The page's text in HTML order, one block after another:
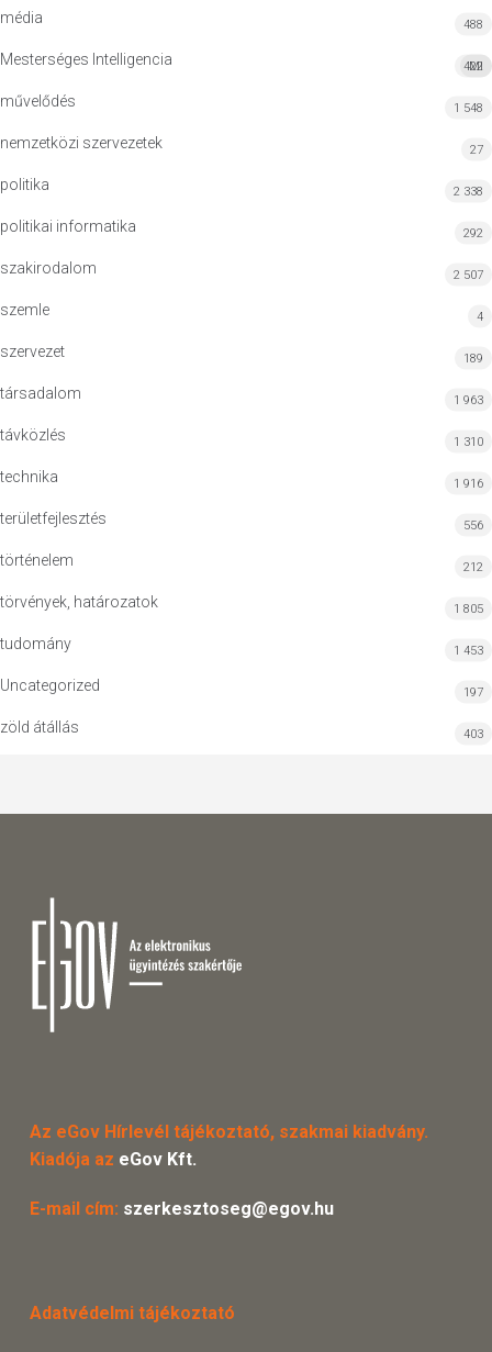
média 488
Mesterséges Intelligencia MI
422
művelődés 1 548
nemzetközi szervezetek 27
politika 2 338
politikai informatika 292
szakirodalom 2 507
szemle 4
szervezet 189
társadalom 1 963
távközlés 1 310
technika 1 916
területfejlesztés 556
történelem 212
törvények, határozatok 1 805
tudomány 1 453
Uncategorized 197
zöld átállás 403
Az eGov Hírlevél tájékoztató, szakmai kiadvány.
Kiadója az eGov Kft.
E-mail cím: szerkesztoseg@egov.hu
Adatvédelmi tájékoztató